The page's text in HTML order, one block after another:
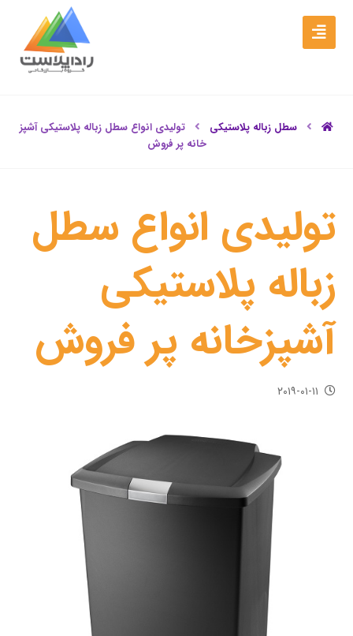
سطل زباله پلاستیکی
تولیدی انواع سطل زباله پلاستیکی آشپز
خانه پر فروش
تولیدی انواع سطل
زباله پلاستیکی
آشپزخانه پر فروش
۲۰۱۹-۰۱-۱۱